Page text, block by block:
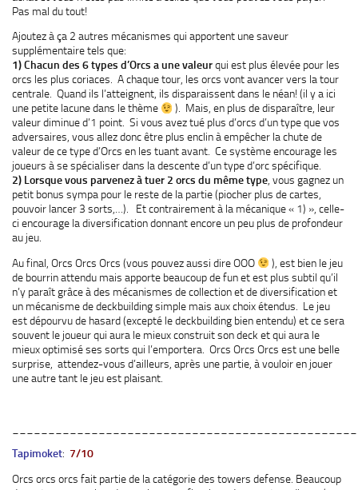
Pas mal du tout!
Ajoutez à ça 2 autres mécanismes qui apportent une saveur
supplémentaire tels que:
1) Chacun des 6 types d’Orcs a une valeurqui est plus élevée pour les
orcs les plus coriaces. A chaque tour, les orcs vont avancer vers la tour
centrale. Quand ils l’atteignent, ils disparaissent dans le néan! (il y a ici
une petite lacune dans le thème
). Mais, en plus de disparaître, leur
valeur diminue d’1 point. Si vous avez tué plus d’orcs d’un type que vos
adversaires, vous allez donc être plus enclin à empêcher la chute de
valeur de ce type d’Orcs en les tuant avant. Ce système encourage les
joueurs à se spécialiser dans la descente d’un type d’orc spécifique.
2) Lorsque vous parvenez à tuer 2 orcs du même type, vous gagnez un
petit bonus sympa pour le reste de la partie (piocher plus de cartes,
pouvoir lancer 3 sorts,…). Et contrairement à la mécanique « 1) », celle-
ci encourage la diversification donnant encore un peu plus de profondeur
au jeu.
Au final, Orcs Orcs Orcs (vous pouvez aussi dire OOO
), est bien le jeu
de bourrin attendu mais apporte beaucoup de fun et est plus subtil qu’il
n’y paraît grâce à des mécanismes de collection et de diversification et
un mécanisme de deckbuilding simple mais aux choix étendus. Le jeu
est dépourvu de hasard (excepté le deckbuilding bien entendu) et ce sera
souvent le joueur qui aura le mieux construit son deck et qui aura le
mieux optimisé ses sorts qui l’emportera. Orcs Orcs Orcs est une belle
surprise, attendez-vous d’ailleurs, après une partie, à vouloir en jouer
une autre tant le jeu est plaisant.
Tapimoket: 7/10
Orcs orcs orcs fait partie de la catégorie des towers defense. Beaucoup